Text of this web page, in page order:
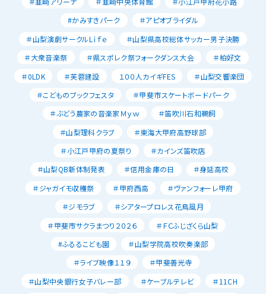
#かみすきパーク
＃アピオブライダル
＃山梨演劇サークルLｉｆｅ
＃山梨県高校総体サッカー男子決勝
＃大衆音楽祭
＃県スポレク祭フォークダンス大会
＃柏好文
＃0LDK
＃芙蓉建設 １００人カイギFES
＃山梨交響楽団
＃こどものブックフェスタ
＃甲斐市スケートボードパーク
＃ぶどう農家の音楽家Ｍｙｗ
＃笛吹川石和鵜飼
＃山梨理科クラブ
＃東海大甲府高野球部
＃小江戸甲府の夏祭り
＃カインズ笛吹店
＃山梨QB新体制発表
＃信用金庫の日
＃身延高校
＃ジャガイモ収穫祭
＃甲府西高
＃ヴァンフォーレ甲府
＃ジモラブ
＃シアタープロレス花鳥風月
＃甲斐市サクラまつり２０２６
＃ＦＣふじざくら山梨
#ふるるこども園
＃山梨学院高校吹奏楽部
＃ライブ映像１１９
＃甲斐善光寺
＃山梨中央銀行女子バレー部
＃ケーブルテレビ
＃11CH